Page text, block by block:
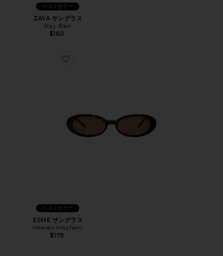
ベストセラー
ZAYA サングラス
Ray-Ban
$160
Favorite ESME サングラス
ベストセラー
ESME サングラス
Heaven Mayhem
$175